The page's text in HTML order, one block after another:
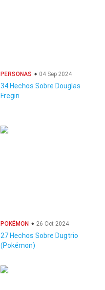
PERSONAS 04 Sep 2024
34 Hechos Sobre Douglas
Fregin
POKÉMON 26 Oct 2024
27 Hechos Sobre Dugtrio
(Pokémon)